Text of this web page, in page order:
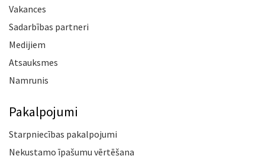
Vakances
Sadarbības partneri
Medijiem
Atsauksmes
Namrunis
Pakalpojumi
Starpniecības pakalpojumi
Nekustamo īpašumu vērtēšana